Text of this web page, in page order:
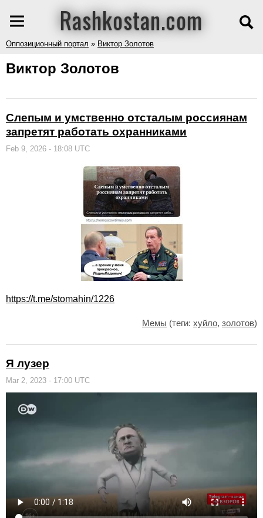
Rashkostan.com
Оппозиционный портал » Виктор Золотов
Виктор Золотов
Слепым и умственно отсталым россиянам
запретят работать охранниками
Feb 9, 2026 - 18:08 UTC
https://t.me/stomahin/1226
Мемы (теги: хуйло, золотов)
Я лузер
Mar 2, 2023 - 17:00 UTC